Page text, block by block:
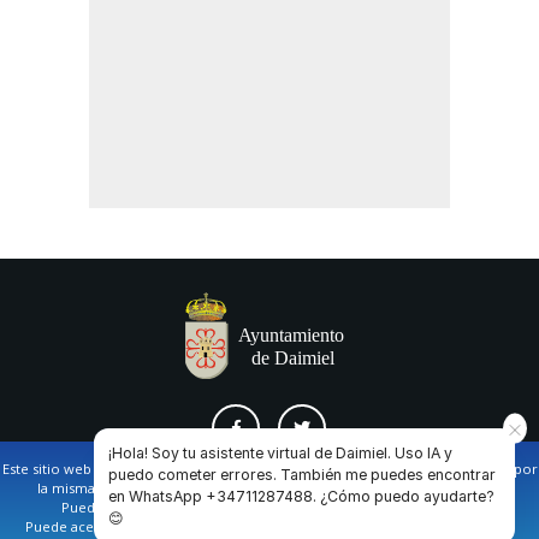
AVISO LEGAL Y POLÍTICA DE PRIVACIDAD COOKIES CONTACTO
Este sitio web utiliza cookies propias y de terceros para facilitar la navegación por
la misma y obtener datos estadísticos de la navegación de los usuarios.
Puede obtener más información en nuestrapolítica de cookies
Puede aceptar todas las cookies pulsando en el botón de “Aceptar”, o bien
¡Hola! Soy tu asistente virtual de Daimiel. Uso IA y
puedo cometer errores. También me puedes encontrar
en WhatsApp +34711287488. ¿Cómo puedo ayudarte?
😊